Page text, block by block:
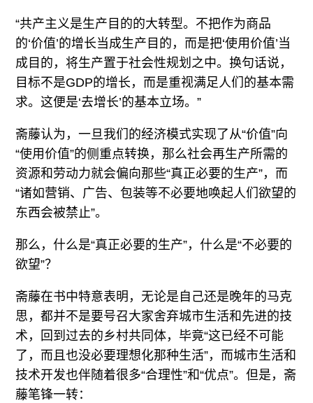
“共产主义是生产目的的大转型。不把作为商品
的‘价值’的增长当成生产目的，而是把‘使用价值’当
成目的，将生产置于社会性规划之中。换句话说，
目标不是GDP的增长，而是重视满足人们的基本需
求。这便是‘去增长’的基本立场。”
斋藤认为，一旦我们的经济模式实现了从“价值”向
“使用价值”的侧重点转换，那么社会再生产所需的
资源和劳动力就会偏向那些“真正必要的生产”，而
“诸如营销、广告、包装等不必要地唤起人们欲望的
东西会被禁止”。
那么，什么是“真正必要的生产”，什么是“不必要的
欲望”？
斋藤在书中特意表明，无论是自己还是晚年的马克
思，都并不是要号召大家舍弃城市生活和先进的技
术，回到过去的乡村共同体，毕竟“这已经不可能
了，而且也没必要理想化那种生活”，而城市生活和
技术开发也伴随着很多“合理性”和“优点”。但是，斋
藤笔锋一转：